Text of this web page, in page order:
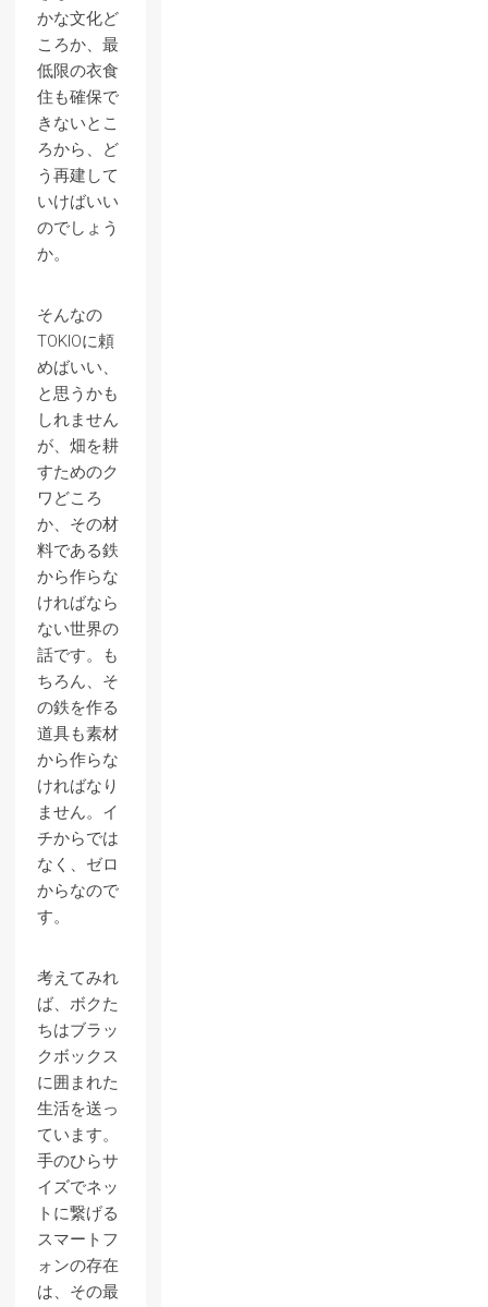
かな文化ど
ころか、最
低限の衣食
住も確保で
きないとこ
ろから、ど
う再建して
いけばいい
のでしょう
か。
そんなの
TOKIOに頼
めばいい、
と思うかも
しれません
が、畑を耕
すためのク
ワどころ
か、その材
料である鉄
から作らな
ければなら
ない世界の
話です。も
ちろん、そ
の鉄を作る
道具も素材
から作らな
ければなり
ません。イ
チからでは
なく、ゼロ
からなので
す。
考えてみれ
ば、ボクた
ちはブラッ
クボックス
に囲まれた
生活を送っ
ています。
手のひらサ
イズでネッ
トに繋げる
スマートフ
ォンの存在
は、その最